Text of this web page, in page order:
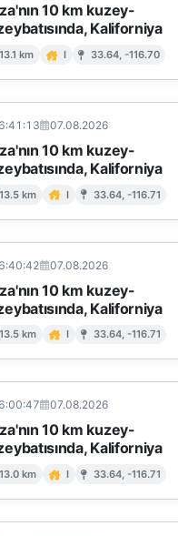
10 km kuzey-
Kaliforniya
13.1 km I 33.64, -116.70
07.08.2026
10 km kuzey-
Kaliforniya
13.5 km I 33.64, -116.71
07.08.2026
10 km kuzey-
Kaliforniya
13.5 km I 33.64, -116.71
07.08.2026
10 km kuzey-
Kaliforniya
13.0 km I 33.64, -116.71